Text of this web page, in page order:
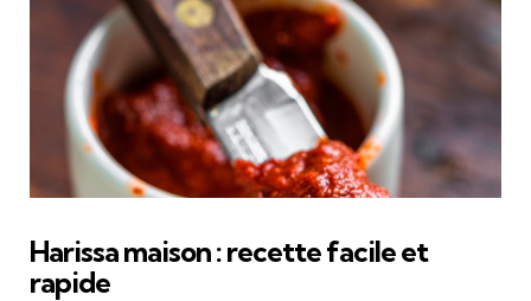
Harissa maison : recette facile et
rapide